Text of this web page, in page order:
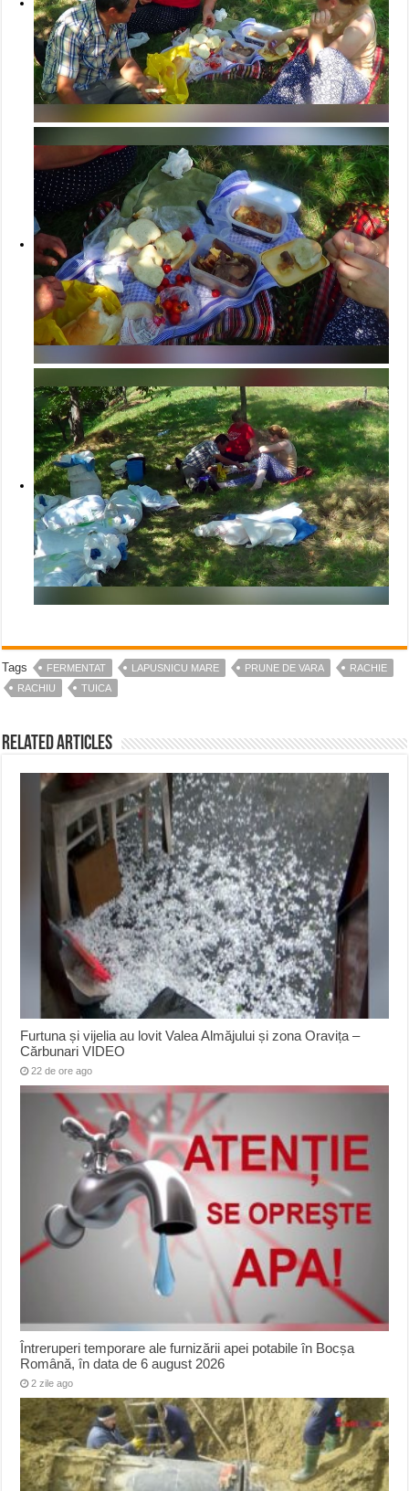
Tags FERMENTAT LAPUSNICU MARE PRUNE DE VARA
RACHIE
RACHIU
TUICA
Related Articles
Furtuna și vijelia au lovit Valea Almăjului și zona Oravița –
Cărbunari VIDEO
22 de ore ago
Întreruperi temporare ale furnizării apei potabile în Bocșa
Română, în data de 6 august 2026
2 zile ago